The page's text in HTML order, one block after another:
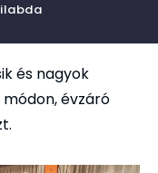
és nagyok
évzáró